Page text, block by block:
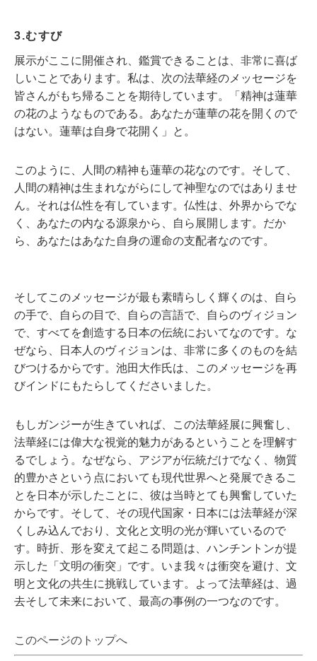
3.むすび
展示がここに開催され、鑑賞できることは、非常に喜ば
しいことであります。私は、次の法華経のメッセージを
皆さんがもち帰ることを期待しています。「精神は蓮華
の花のようなものである。あなたが蓮華の花を開くので
はない。蓮華は自身で花開く」と。
このように、人間の精神も蓮華の花なのです。そして、
人間の精神は生まれながらにして神聖なのではありませ
ん。それは仏性を有しています。仏性は、外界からでな
く、あなたの内なる源泉から、自ら展開します。だか
ら、あなたはあなた自身の運命の支配者なのです。
そしてこのメッセージが最も素晴らしく輝くのは、自ら
の手で、自らの目で、自らの言語で、自らのヴィジョン
で、すべてを創造する日本の伝統においてなのです。な
ぜなら、日本人のヴィジョンは、非常に多くのものを結
びつけるからです。池田大作氏は、このメッセージを再
びインドにもたらしてくださいました。
もしガンジーが生きていれば、この法華経展に興奮し、
法華経には偉大な視覚的魅力があるということを理解す
るでしょう。なぜなら、アジアが伝統だけでなく、物質
的豊かさという点においても現代世界へと発展できるこ
とを日本が示したことに、彼は当時とても興奮していた
からです。そして、その現代国家・日本には法華経が深
くしみ込んでおり、文化と文明の光が輝いているので
す。時折、形を変えて起こる問題は、ハンチントンが提
示した「文明の衝突」です。いま我々は衝突を避け、文
明と文化の共生に挑戦しています。よって法華経は、過
去そして未来において、最高の事例の一つなのです。
このページのトップへ